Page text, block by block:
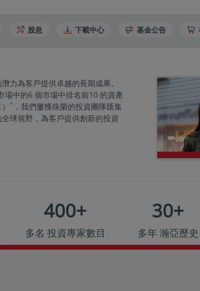
股息 下載中心 基金公告
力為客戶提供卓越的長期成果。
場中的6 個市場中排名前10 的資產
^ ，我們屢獲殊榮的投資團隊匯集
球視野，為客戶提供創新的投資
400+
多名 投資專家數目
30+
多年 瀚亞歷史